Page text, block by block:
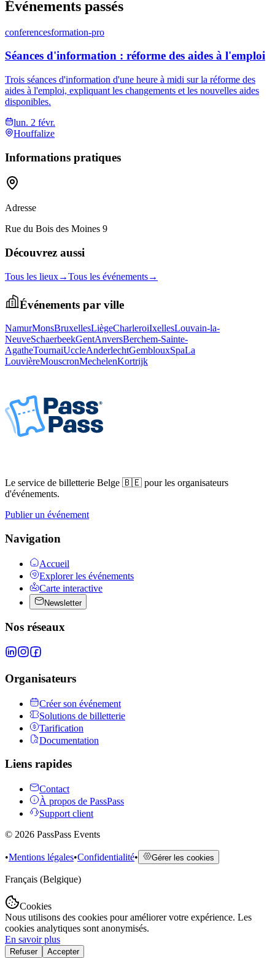
Événements passés
conferencesformation-pro
Séances d'information : réforme des aides à l'emploi
Trois séances d'information d'une heure à midi sur la réforme des
aides à l'emploi, expliquant les changements et les nouvelles aides
disponibles.
lun. 2 févr.
Houffalize
Informations pratiques
Adresse
Rue du Bois des Moines 9
Découvrez aussi
Tous les lieux→Tous les événements→
Événements par ville
NamurMonsBruxellesLiègeCharleroiIxellesLouvain-la-
NeuveSchaerbeekGentAnversBerchem-Sainte-
AgatheTournaiUccleAnderlechtGemblouxSpaLa
LouvièreMouscronMechelenKortrijk
Le service de billetterie Belge 🇧🇪 pour les organisateurs
d'événements.
Publier un événement
Navigation
Accueil
Explorer les événements
Carte interactive
Newsletter
Nos réseaux
Organisateurs
Créer son événement
Solutions de billetterie
Tarification
Documentation
Liens rapides
Contact
À propos de PassPass
Support client
© 2026 PassPass Events
•Mentions légales•Confidentialité• Gérer les cookies
Français (Belgique)
Cookies
Nous utilisons des cookies pour améliorer votre expérience. Les
cookies analytiques sont anonymisés.
En savoir plus
Refuser Accepter